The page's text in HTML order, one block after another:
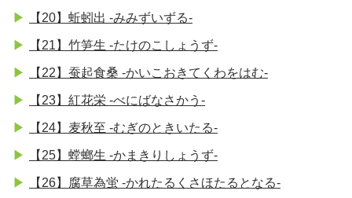
【20】蚯蚓出 -みみずいずる-
【21】竹笋生 -たけのこしょうず-
【22】蚕起食桑 -かいこおきてくわをはむ-
【23】紅花栄 -べにばなさかう-
【24】麦秋至 -むぎのときいたる-
【25】螳螂生 -かまきりしょうず-
【26】腐草為蛍 -かれたるくさほたるとなる-